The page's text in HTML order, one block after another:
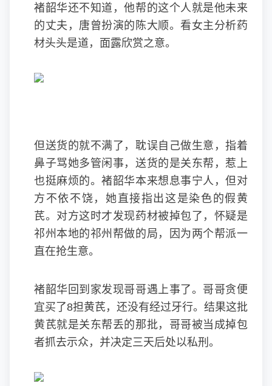
褚韶华还不知道，他帮的这个人就是他未来
的丈夫，唐曾扮演的陈大顺。看女主分析药
材头头是道，面露欣赏之意。
但送货的就不满了，耽误自己做生意，指着
鼻子骂她多管闲事，送货的是关东帮，惹上
也挺麻烦的。褚韶华本来想息事宁人，但对
方不依不饶，她直接指出这是染色的假黄
芪。对方这时才发现药材被掉包了，怀疑是
祁州本地的祁州帮做的局，因为两个帮派一
直在抢生意。
褚韶华回到家发现哥哥遇上事了。哥哥贪便
宜买了8担黄芪，还没有经过牙行。结果这批
黄芪就是关东帮丢的那批，哥哥被当成掉包
者抓去示众，并决定三天后处以私刑。